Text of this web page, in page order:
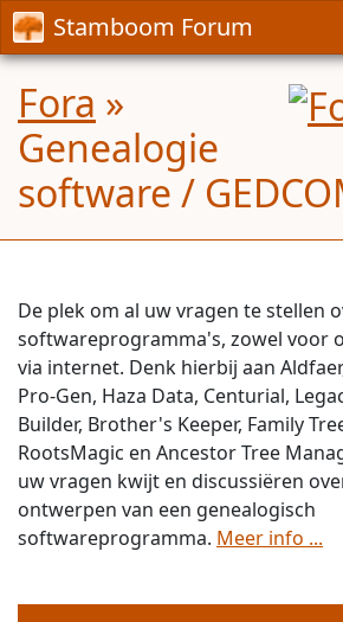
Stamboom Forum
Fora »
Genealogie
software /
De plek om al uw vragen te stellen
softwareprogramma's, zowel voor
via internet. Denk hierbij aan
Pro-Gen, Haza Data, Centurial,
Builder, Brother's Keeper, Family
RootsMagic en Ancestor Tree
uw vragen kwijt en discussiëren
ontwerpen van een genealogisch
softwareprogramma. Meer info ...